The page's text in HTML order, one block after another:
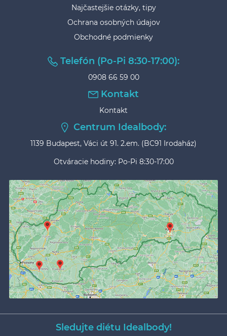
Najčastejšie otázky, tipy
Ochrana osobných údajov
Obchodné podmienky
Telefón (Po-Pi 8:30-17:00):
0908 66 59 00
Kontakt
Kontakt
Centrum Idealbody:
1139 Budapest, Váci út 91. 2.em. (BC91 Irodaház)
Otváracie hodiny: Po-Pi 8:30-17:00
Sledujte diétu Idealbody!